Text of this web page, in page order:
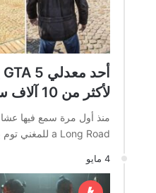
لأكثر من 10 آلاف ساعة لعب
a Long Road للمغني توم بيتي على خلفية…
4 مايو